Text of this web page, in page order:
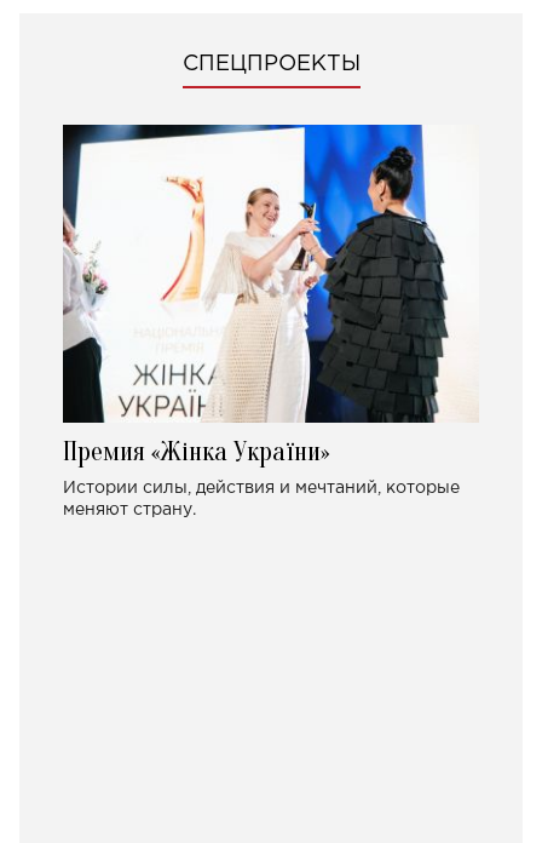
СПЕЦПРОЕКТЫ
Премия «Жінка України»
Истории силы, действия и мечтаний, которые
меняют страну.